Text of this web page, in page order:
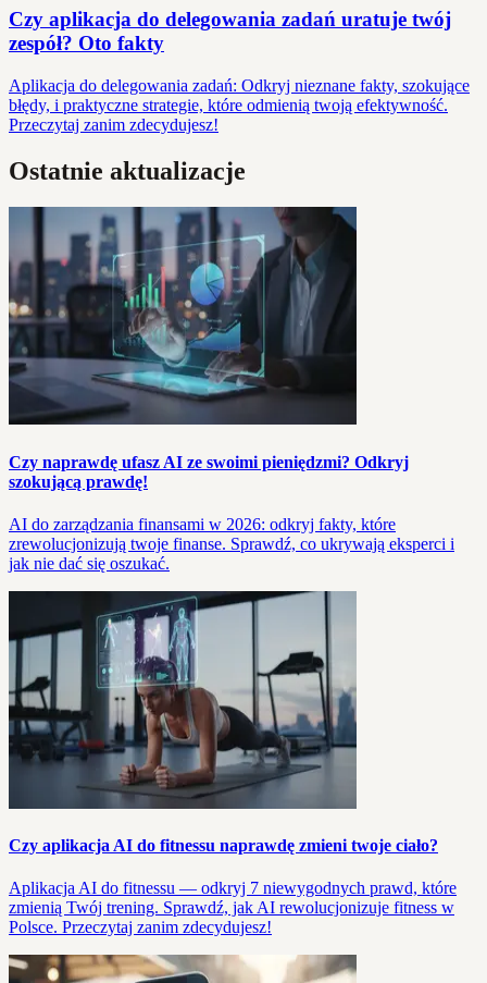
Czy aplikacja do delegowania zadań uratuje twój
zespół? Oto fakty
Aplikacja do delegowania zadań: Odkryj nieznane fakty, szokujące
błędy, i praktyczne strategie, które odmienią twoją efektywność.
Przeczytaj zanim zdecydujesz!
Ostatnie aktualizacje
Czy naprawdę ufasz AI ze swoimi pieniędzmi? Odkryj
szokującą prawdę!
AI do zarządzania finansami w 2026: odkryj fakty, które
zrewolucjonizują twoje finanse. Sprawdź, co ukrywają eksperci i
jak nie dać się oszukać.
Czy aplikacja AI do fitnessu naprawdę zmieni twoje ciało?
Aplikacja AI do fitnessu — odkryj 7 niewygodnych prawd, które
zmienią Twój trening. Sprawdź, jak AI rewolucjonizuje fitness w
Polsce. Przeczytaj zanim zdecydujesz!